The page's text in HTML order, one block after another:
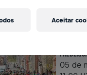
05 de
Aceitar